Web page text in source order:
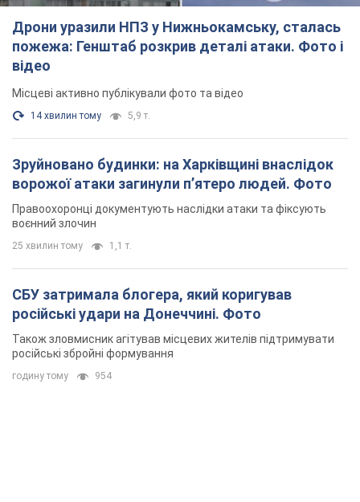
Дрони уразили НПЗ у Нижньокамську, сталась
пожежа: Генштаб розкрив деталі атаки. Фото і
відео
Місцеві активно публікували фото та відео
14 хвилин тому 5,9 т.
Зруйновано будинки: на Харківщині внаслідок
ворожої атаки загинули п’ятеро людей. Фото
Правоохоронці документують наслідки атаки та фіксують
воєнний злочин
25 хвилин тому 1,1 т.
СБУ затримала блогера, який коригував
російські удари на Донеччині. Фото
Також зловмисник агітував місцевих жителів підтримувати
російські збройні формування
годину тому 954